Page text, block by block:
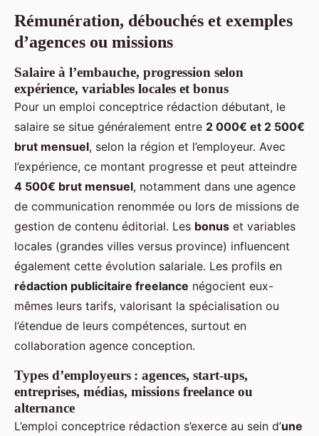
Rémunération, débouchés et exemples
d’agences ou missions
Salaire à l’embauche, progression selon
expérience, variables locales et bonus
Pour un emploi conceptrice rédaction débutant, le
salaire se situe généralement entre 2 000€ et 2 500€
brut mensuel, selon la région et l’employeur. Avec
l’expérience, ce montant progresse et peut atteindre
4 500€ brut mensuel, notamment dans une agence
de communication renommée ou lors de missions de
gestion de contenu éditorial. Les bonus et variables
locales (grandes villes versus province) influencent
également cette évolution salariale. Les profils en
rédaction publicitaire freelance négocient eux-
mêmes leurs tarifs, valorisant la spécialisation ou
l’étendue de leurs compétences, surtout en
collaboration agence conception.
Types d’employeurs : agences, start-ups,
entreprises, médias, missions freelance ou
alternance
L’emploi conceptrice rédaction s’exerce au sein d’une